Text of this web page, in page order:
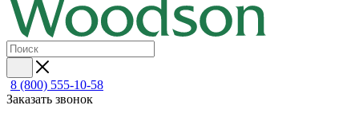
8 (800) 555-10-58
Заказать звонок